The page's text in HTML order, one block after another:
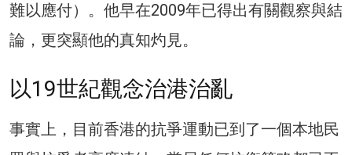
難以應付）。他早在2009年已得出有關觀察與結
論，更突顯他的真知灼見。
以19世紀觀念治港治亂
事實上，目前香港的抗爭運動已到了一個本地民